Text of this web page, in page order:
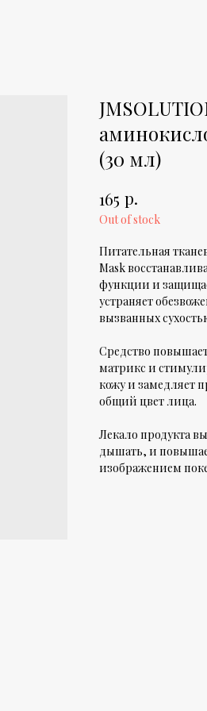
(30 мл)
165 р.
Out of stock
Питательная
Mask
функции и
устраняет
вызванных
Средство
матрикс и
кожу и замедляет
общий цвет лица.
Лекало продукта
дышать, и
изображением